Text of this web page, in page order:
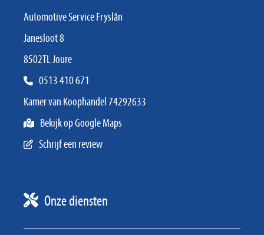
Automotive Service Fryslân
Janesloot 8
8502TL Joure
0513 410 671
Kamer van Koophandel 74292633
Bekijk op Google Maps
Schrijf een review
Onze diensten